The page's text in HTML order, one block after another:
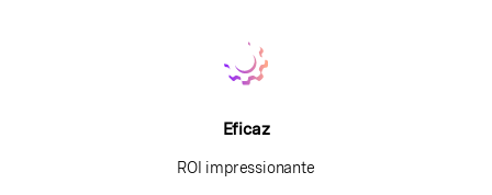
Eficaz
ROI impressionante